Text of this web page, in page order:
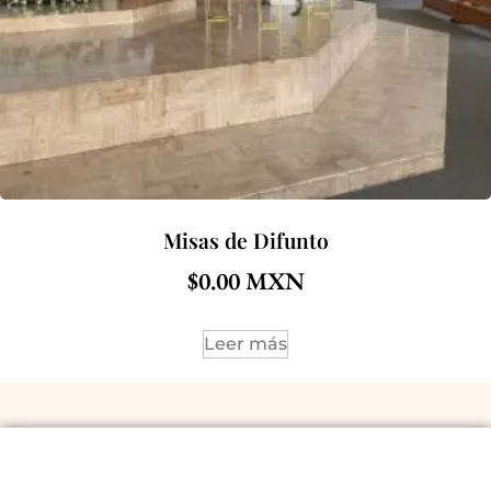
Misas de Difunto
$0.00
Leer más
ACERCA DE NOSOTROS